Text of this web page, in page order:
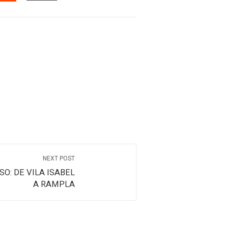
NEXT POST
DE VILA ISABEL
A RAMPLA